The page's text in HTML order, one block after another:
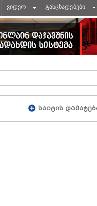
ვიდეო განცხადებები
საიტის